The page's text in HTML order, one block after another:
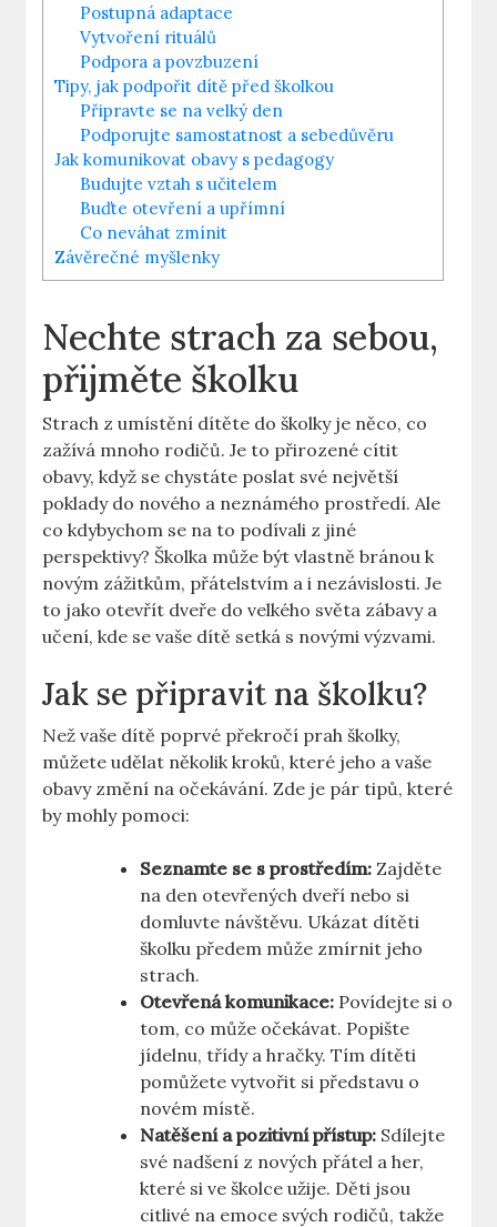
Postupná adaptace
Vytvoření rituálů
Podpora a povzbuzení
Tipy, jak podpořit dítě před školkou
Připravte se na velký den
Podporujte samostatnost a sebedůvěru
Jak komunikovat obavy s pedagogy
Budujte vztah s učitelem
Buďte otevření a upřímní
Co neváhat zmínit
Závěrečné myšlenky
Nechte strach za sebou,
přijměte školku
Strach z umístění dítěte do školky je něco, co
zažívá mnoho rodičů. Je to přirozené cítit
obavy, když se chystáte poslat své největší
poklady do nového a neznámého prostředí. Ale
co kdybychom se na to podívali z jiné
perspektivy? Školka může být vlastně bránou k
novým zážitkům, přátelstvím a i nezávislosti. Je
to jako otevřít dveře do velkého světa zábavy a
učení, kde se vaše dítě setká s novými výzvami.
Jak se připravit na školku?
Než vaše dítě poprvé překročí prah školky,
můžete udělat několik kroků, které jeho a vaše
obavy změní na očekávání. Zde je pár tipů, které
by mohly pomoci:
Seznamte se s prostředím: Zajděte
na den otevřených dveří nebo si
domluvte návštěvu. Ukázat dítěti
školku předem může zmírnit jeho
strach.
Otevřená komunikace: Povídejte si o
tom, co může očekávat. Popište
jídelnu, třídy a hračky. Tím dítěti
pomůžete vytvořit si představu o
novém místě.
Natěšení a pozitivní přístup: Sdílejte
své nadšení z nových přátel a her,
které si ve školce užije. Děti jsou
citlivé na emoce svých rodičů, takže